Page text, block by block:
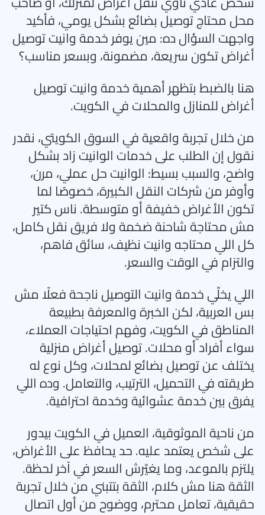
محل محتاج توصيل بضائع بشكل يومي، فأكيد
واجهت السؤال ده: مين يوفر خدمة وانيت توصيل
أغراض تكون سريعة، مضمونة، وبسعر مناسب؟
هنا بالضبط بتظهر أهمية خدمة وانيت توصيل
أغراض للمنازل والمحلات في الكويت.
من خلال تجربة واقعية في السوق الكويتي، نقدر
نقول إن الطلب على خدمات الوانيت زاد بشكل
واضح، والسبب بسيط: الوانيت حل عملي، مرن،
وأوفر من شركات النقل الكبيرة، خصوصًا لما
تكون الأغراض خفيفة أو متوسطة. ناس كتير
مش محتاجة شاحنة ضخمة ولا فريق نقل كامل،
كل اللي محتاجه وانيت نظيف، سائق فاهم،
والتزام في الوقت والسعر.
اللي يخلّي خدمة وانيت التوصيل ناجحة فعلًا مش
بس العربية، لكن الخبرة والمعرفة بطبيعة
المناطق في الكويت، وفهم احتياجات العملاء،
سواء أفراد أو محلات. توصيل أغراض منزلية
يختلف عن توصيل بضائع لمحلات، وكل نوع له
طريقته في التحميل، الترتيب، والتعامل. وده اللي
يفرق بين خدمة عشوائية وخدمة احترافية.
من ناحية الموثوقية، العميل في الكويت بيدور
على شخص يعتمد عليه. حد يحافظ على الأغراض،
يلتزم بالموعد، وما يغيّرش السعر في آخر لحظة.
الثقة هنا مش كلام، الثقة بتتبني من خلال تجربة
حقيقية، تعامل محترم، ووضوح من أول اتصال